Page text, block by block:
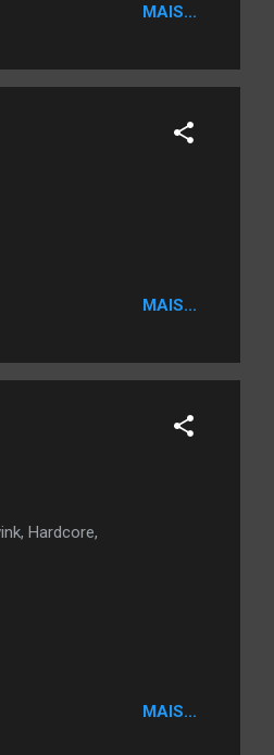
MAIS...
MAIS...
Hardcore,
MAIS...